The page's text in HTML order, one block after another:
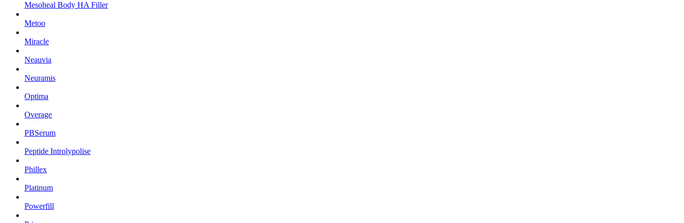
Mesoheal Body HA Filler
Metoo
Miracle
Neauvia
Neuramis
Optima
Overage
PBSerum
Peptide Introlypolise
Phillex
Platinum
Powerfill